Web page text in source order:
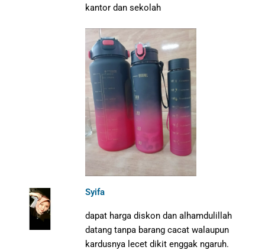
kantor dan sekolah
Syifa
dapat harga diskon dan alhamdulillah
datang tanpa barang cacat walaupun
kardusnya lecet dikit enggak ngaruh.